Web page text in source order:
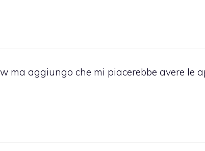
ma aggiungo che mi piacerebbe avere le